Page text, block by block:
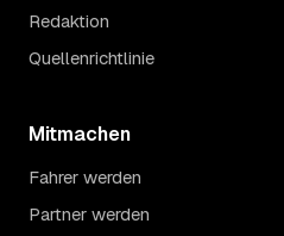
Redaktion
Quellenrichtlinie
Mitmachen
Fahrer werden
Partner werden